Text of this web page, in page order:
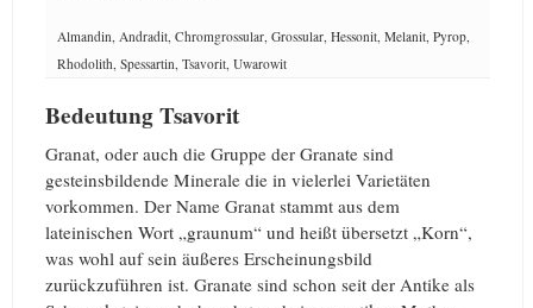
Almandin, Andradit, Chromgrossular, Grossular, Hessonit, Melanit, Pyrop,
Rhodolith, Spessartin, Tsavorit, Uwarowit
Bedeutung Tsavorit
Granat, oder auch die Gruppe der Granate sind
gesteinsbildende Minerale die in vielerlei Varietäten
vorkommen. Der Name Granat stammt aus dem
lateinischen Wort „graunum“ und heißt übersetzt „Korn“,
was wohl auf sein äußeres Erscheinungsbild
zurückzuführen ist. Granate sind schon seit der Antike als